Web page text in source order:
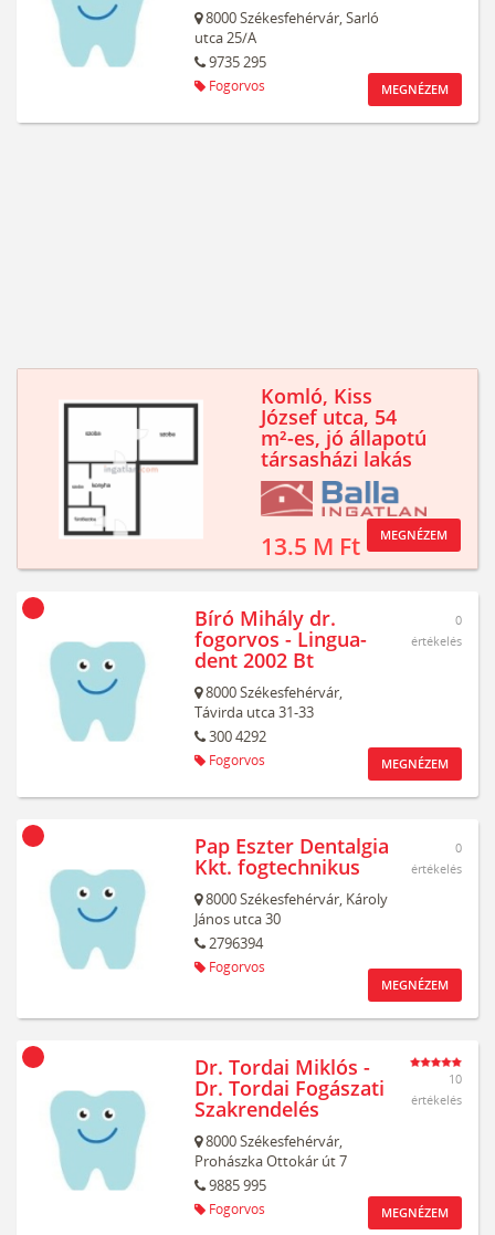
8000Székesfehérvár,Sarló
utca 25/A
9735 295
Fogorvos MEGNÉZEM
Komló, Kiss
József utca, 54
m²-es, jó állapotú
társasházi lakás
13.5 M Ft MEGNÉZEM
Bíró Mihály dr.
fogorvos - Lingua-
dent 2002 Bt
8000Székesfehérvár,
Távirda utca 31-33
300 4292
Fogorvos
0
értékelés
MEGNÉZEM
Pap Eszter Dentalgia
Kkt. fogtechnikus
8000Székesfehérvár, Károly
János utca 30
2796394
Fogorvos
0
értékelés
MEGNÉZEM
Dr. Tordai Miklós -
Dr. Tordai Fogászati
Szakrendelés
8000Székesfehérvár,
Prohászka Ottokár út 7
9885 995
Fogorvos
10
értékelés
MEGNÉZEM